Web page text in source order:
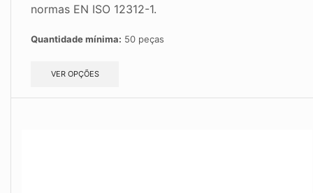
normas EN ISO 12312-1.
Quantidade mínima: 50 peças
VER OPÇÕES